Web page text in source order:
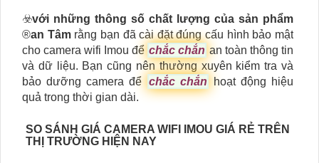
☣️với những thông số chất lượng của sản phẩm
®️an Tâm rằng bạn đã cài đặt đúng cấu hình bảo mật
cho camera wifi Imou để chắc chắn an toàn thông tin
và dữ liệu. Bạn cũng nên thường xuyên kiểm tra và
bảo dưỡng camera để chắc chắn
hoạt động hiệu
quả trong thời gian dài.
SO SÁNH GIÁ CAMERA WIFI IMOU GIÁ RẺ TRÊN
THỊ TRƯỜNG HIỆN NAY